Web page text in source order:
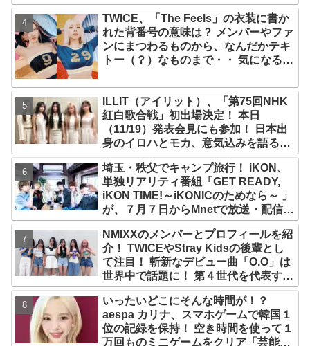
TWICE、「The Feels」の衣装に書か
れた背番号の意味は？ メンバーやファ
ンにまつわるものから、なんだかテキ
トー（？）なものまで・・ 気になるそ
ILLIT（アイリット）、「第75回NHK
紅白歌合戦」初出場決定！ 本日
（11/19）発表会見にも参加！ 日本出
身のイロハとモカ、意気込みを語る
「ずっと夢見てたステージ…嬉しくて
光栄」
埼玉・秩父でキャンプ旅行！ iKON、
単独リアリティ番組「GET READY,
iKON TIME!～iKONICのためなら～ 」
が、７月７日からMnetで放送・配信ス
タート
NMIXXのメンバーとプロフィールを紹
介！ TWICEやStray Kidsの後輩とし
て注目！ 斬新なデビュー曲「O.O」は
世界中で話題に！ 第４世代を代表する
美女ソリュンをはじめ、全員ビジュア
ルメンバーといわれるその魅力をチェ
ック
いったいどこにそんな時間が！？
aespa カリナ、スマホゲームで韓国１
位の記録を保持！ 空き時間を使って１
万回ものミニゲームをクリア「芸能人